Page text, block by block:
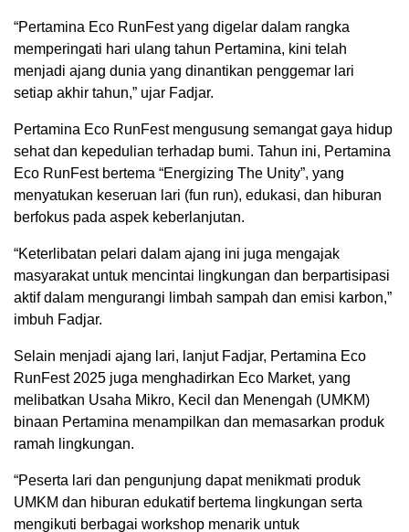
“Pertamina Eco RunFest yang digelar dalam rangka
memperingati hari ulang tahun Pertamina, kini telah
menjadi ajang dunia yang dinantikan penggemar lari
setiap akhir tahun,” ujar Fadjar.
Pertamina Eco RunFest mengusung semangat gaya hidup
sehat dan kepedulian terhadap bumi. Tahun ini, Pertamina
Eco RunFest bertema “Energizing The Unity”, yang
menyatukan keseruan lari (fun run), edukasi, dan hiburan
berfokus pada aspek keberlanjutan.
“Keterlibatan pelari dalam ajang ini juga mengajak
masyarakat untuk mencintai lingkungan dan berpartisipasi
aktif dalam mengurangi limbah sampah dan emisi karbon,”
imbuh Fadjar.
Selain menjadi ajang lari, lanjut Fadjar, Pertamina Eco
RunFest 2025 juga menghadirkan Eco Market, yang
melibatkan Usaha Mikro, Kecil dan Menengah (UMKM)
binaan Pertamina menampilkan dan memasarkan produk
ramah lingkungan.
“Peserta lari dan pengunjung dapat menikmati produk
UMKM dan hiburan edukatif bertema lingkungan serta
mengikuti berbagai workshop menarik untuk